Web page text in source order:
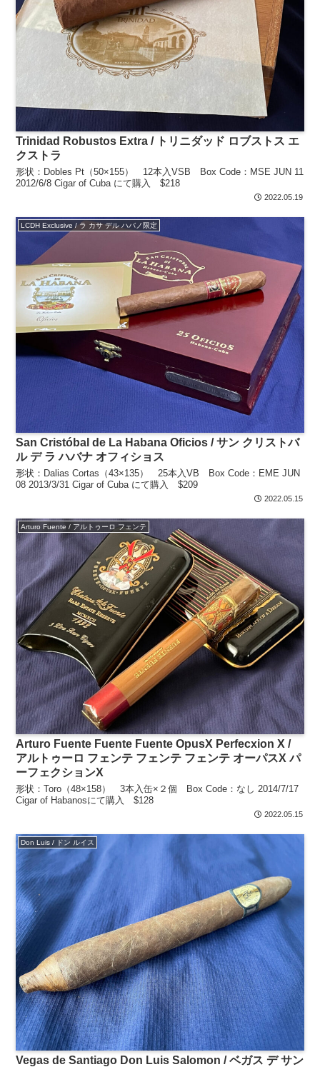
Trinidad Robustos Extra / トリニダッド ロブストス エ
クストラ
形状：Dobles Pt（50×155） 12本入VSB Box Code：MSE JUN 11
2012/6/8 Cigar of Cuba にて購入 $218
2022.05.19
LCDH Exclusive / ラ カサ デル ハバノ限定
San Cristóbal de La Habana Oficios / サン クリストバ
ル デ ラ ハバナ オフィショス
形状：Dalias Cortas（43×135） 25本入VB Box Code：EME JUN
08 2013/3/31 Cigar of Cuba にて購入 $209
2022.05.15
Arturo Fuente / アルトゥーロ フェンテ
Arturo Fuente Fuente Fuente OpusX Perfecxion X /
アルトゥーロ フェンテ フェンテ フェンテ オーパスX パ
ーフェクションX
形状：Toro（48×158） 3本入缶×２個 Box Code：なし 2014/7/17
Cigar of Habanosにて購入 $128
2022.05.15
Don Luis / ドン ルイス
Vegas de Santiago Don Luis Salomon / ベガス デ サン